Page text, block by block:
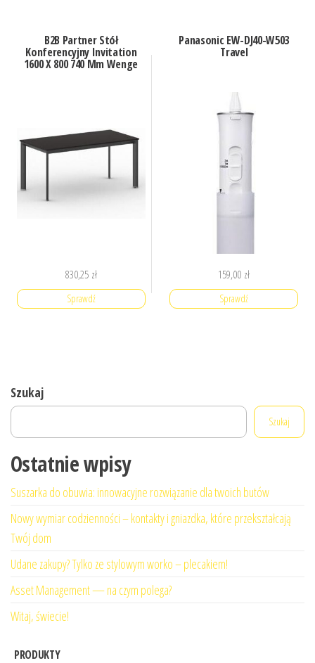
B2B Partner Stół
Konferencyjny Invitation
1600 X 800 740 Mm Wenge
830,25 zł
Sprawdź
Panasonic EW-DJ40-W503
Travel
159,00 zł
Sprawdź
Szukaj
Szukaj
Ostatnie wpisy
Suszarka do obuwia: innowacyjne rozwiązanie dla twoich butów
Nowy wymiar codzienności – kontakty i gniazdka, które przekształcają
Twój dom
Udane zakupy? Tylko ze stylowym worko – plecakiem!
Asset Management — na czym polega?
Witaj, świecie!
PRODUKTY